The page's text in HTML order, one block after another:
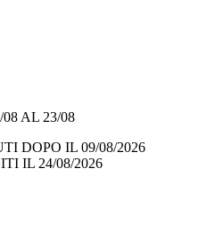
AL 23/08
DOPO IL 09/08/2026
IL 24/08/2026